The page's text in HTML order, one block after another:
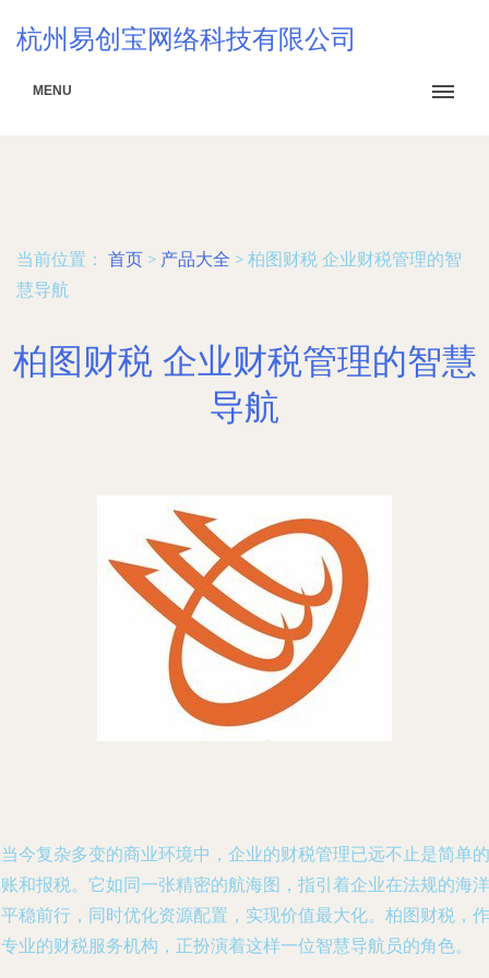
杭州易创宝网络科技有限公司
MENU
当前位置： 首页 > 产品大全 > 柏图财税 企业财税管理的智
慧导航
柏图财税 企业财税管理的智慧
导航
今复杂多变的商业环境中，企业的财税管理已远不止是简单的
和报税。它如同一张精密的航海图，指引着企业在法规的海洋
稳前行，同时优化资源配置，实现价值最大化。柏图财税，作
业的财税服务机构，正扮演着这样一位智慧导航员的角色。